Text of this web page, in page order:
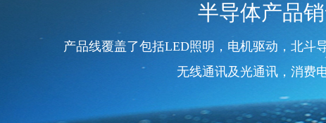
半导体产品
产品线覆盖了包括LED照明，电机驱动，北斗
无线通讯及光通讯，消费